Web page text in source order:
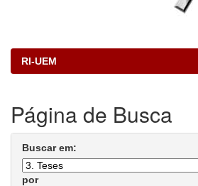
RI-UEM
Página de Busca
Buscar em:
por